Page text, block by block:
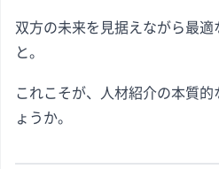
双方の未来を見据えながら最
と。
これこそが、人材紹介の本質
ょうか。